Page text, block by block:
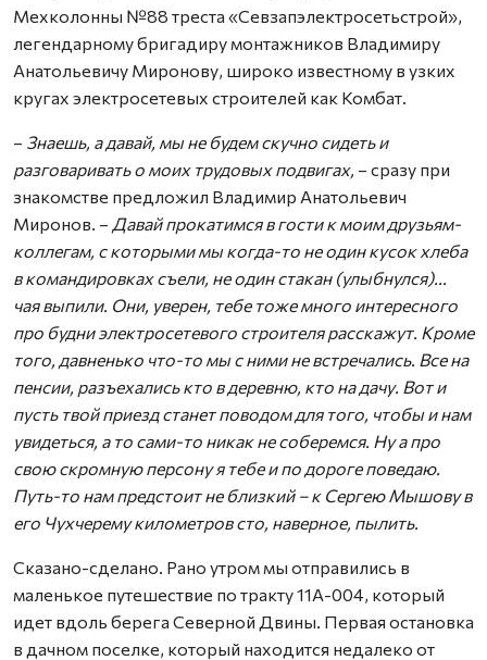
Мехколонны №88 треста «Севзапэлектросетьстрой»,
легендарному бригадиру монтажников Владимиру
Анатольевичу Миронову, широко известному в узких
кругах электросетевых строителей как Комбат.
– Знаешь, а давай, мы не будем скучно сидеть и
разговаривать о моих трудовых подвигах, – сразу при
знакомстве предложил Владимир Анатольевич
Миронов. – Давай прокатимся в гости к моим друзьям-
коллегам, с которыми мы когда-то не один кусок хлеба
в командировках съели, не один стакан (улыбнулся)...
чая выпили. Они, уверен, тебе тоже много интересного
про будни электросетевого строителя расскажут. Кроме
того, давненько что-то мы с ними не встречались. Все на
пенсии, разъехались кто в деревню, кто на дачу. Вот и
пусть твой приезд станет поводом для того, чтобы и нам
увидеться, а то сами-то никак не соберемся. Ну а про
свою скромную персону я тебе и по дороге поведаю.
Путь-то нам предстоит не близкий – к Сергею Мышову в
его Чухчерему километров сто, наверное, пылить.
Сказано-сделано. Рано утром мы отправились в
маленькое путешествие по тракту 11А-004, который
идет вдоль берега Северной Двины. Первая остановка
в дачном поселке, который находится недалеко от